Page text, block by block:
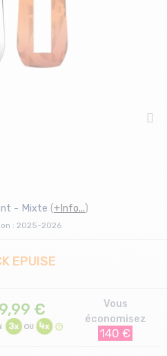
- Mixte (+Info...)
: 2025-2026
EPUISE
€
Vous
économisez
140 €